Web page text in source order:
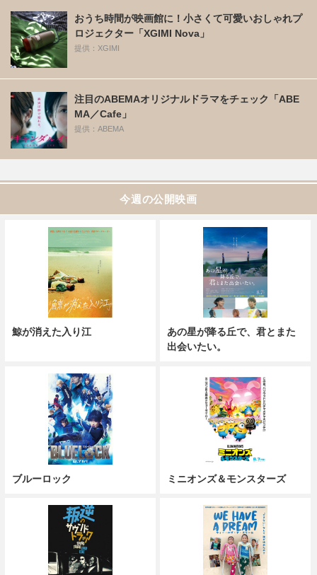
おうち時間が映画館に！小さくて可愛いおしゃれプ
ロジェクター「XGIMI Nova」
提供：XGIMI
注目のABEMAオリジナルドラマをチェック「ABE
MA／Cafe」
提供：ABEMA
今週の公開映画
鯨が消えた入り江
あの星が降る丘で、君とまた
出会いたい。
ブルーロック ミニオンズ＆モンスターズ